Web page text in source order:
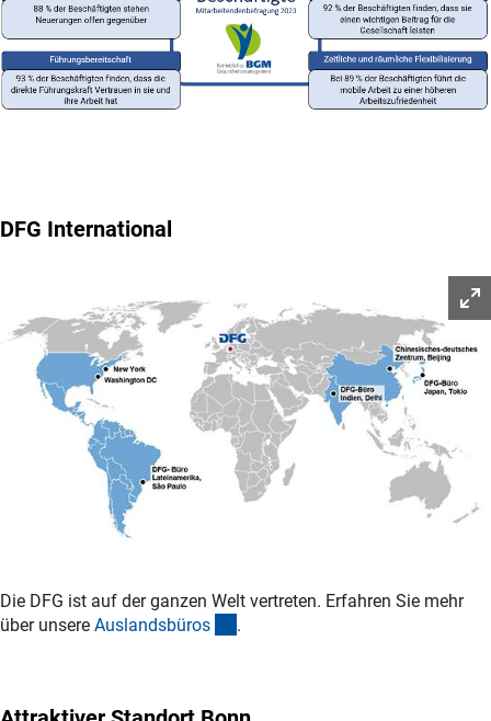
DFG International
Die DFG ist auf der ganzen Welt vertreten. Erfahren Sie mehr
über unsere Auslandsbüros (interner Link)
.